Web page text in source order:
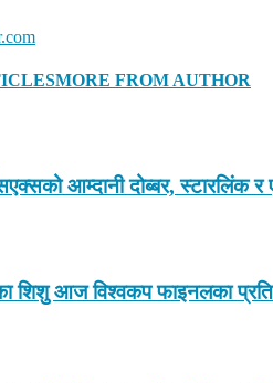
MORE FROM AUTHOR
आम्दानी दोब्बर, स्टारलिंक
शिशु आज विश्वकप फाइनलका